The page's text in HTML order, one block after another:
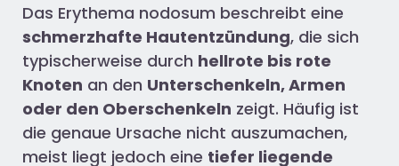
Das Erythema nodosum beschreibt eine
schmerzhafte Hautentzündung, die sich
typischerweise durch hellrote bis rote
Knoten an den Unterschenkeln, Armen
oder den Oberschenkeln zeigt. Häufig ist
die genaue Ursache nicht auszumachen,
meist liegt jedoch eine tiefer liegende